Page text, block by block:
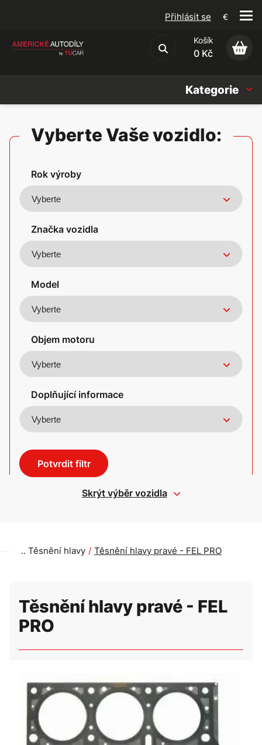
Obchodní podmínky
Přihlásit se €
Košík
0 Kč
Kategorie
Americké vozy
Vyberte Vaše vozidlo:
Rok výroby
Značka vozidla
Model
Objem motoru
Doplňující informace
Potvrdit filtr
Skrýt výběr vozidla
Těsnění hlavy Těsnění hlavy pravé - FEL PRO
Těsnění hlavy pravé - FEL
PRO